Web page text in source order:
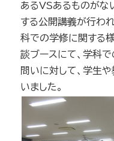
あるVSあるものがな
する公開講義が行わ
科での学修に関する
談ブースにて、学科
問いに対して、学生
いました。